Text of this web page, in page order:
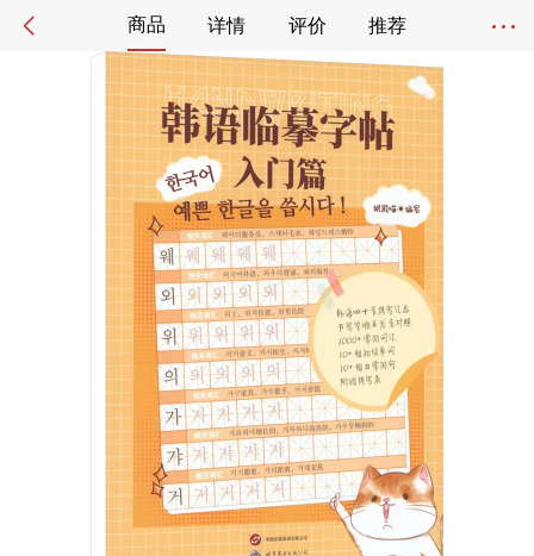
商品 详情 评价 推荐